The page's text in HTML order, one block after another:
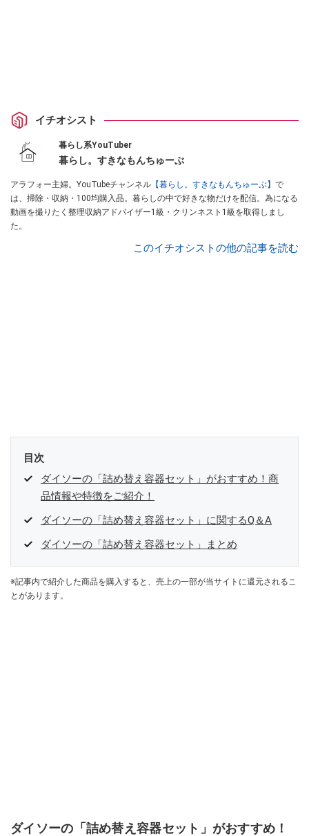
イチオシスト
暮らし系YouTuber
暮らし。すきなもんちゅーぶ
アラフォー主婦。YouTubeチャンネル 【暮らし。すきなもんちゅーぶ】 で
は、掃除・収納・100均購入品。暮らしの中で好きな物だけを配信。為になる
動画を撮りたく整理収納アドバイザー1級・クリンネスト1級を取得しまし
た。
このイチオシストの他の記事を読む
目次
ダイソーの「詰め替え容器セット」がおすすめ！商
品情報や特徴をご紹介！
ダイソーの「詰め替え容器セット」に関するQ＆A
ダイソーの「詰め替え容器セット」まとめ
※記事内で紹介した商品を購入すると、売上の一部が当サイトに還元されるこ
とがあります。
ダイソーの「詰め替え容器セット」がおすすめ！